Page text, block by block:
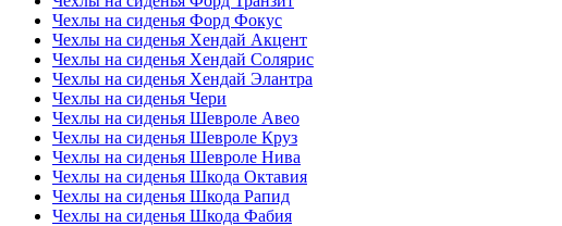
Чехлы на сиденья Форд Фокус
Чехлы на сиденья Хендай Акцент
Чехлы на сиденья Хендай Солярис
Чехлы на сиденья Хендай Элантра
Чехлы на сиденья Чери
Чехлы на сиденья Шевроле Авео
Чехлы на сиденья Шевроле Круз
Чехлы на сиденья Шевроле Нива
Чехлы на сиденья Шкода Октавия
Чехлы на сиденья Шкода Рапид
Чехлы на сиденья Шкода Фабия